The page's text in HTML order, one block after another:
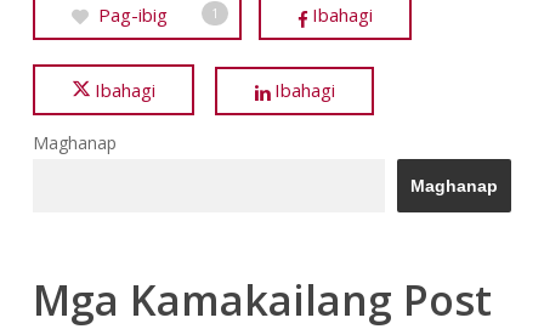
Pag-ibig 1 Ibahagi
Ibahagi Ibahagi
Maghanap
Maghanap
Mga Kamakailang Post